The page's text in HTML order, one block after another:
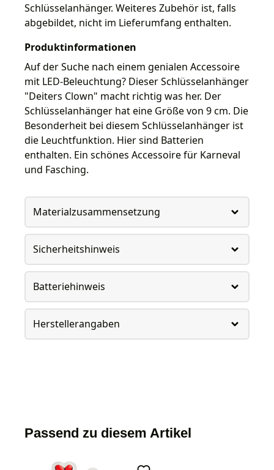
Schlüsselanhänger. Weiteres Zubehör ist, falls
abgebildet, nicht im Lieferumfang enthalten.
Produktinformationen
Auf der Suche nach einem genialen Accessoire
mit LED-Beleuchtung? Dieser Schlüsselanhänger
"Deiters Clown" macht richtig was her. Der
Schlüsselanhänger hat eine Größe von 9 cm. Die
Besonderheit bei diesem Schlüsselanhänger ist
die Leuchtfunktion. Hier sind Batterien
enthalten. Ein schönes Accessoire für Karneval
und Fasching.
Materialzusammensetzung
Sicherheitshinweis
Batteriehinweis
Herstellerangaben
Passend zu diesem Artikel